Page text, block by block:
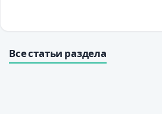
Все статьи раздела